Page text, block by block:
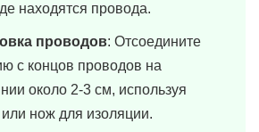
находятся провода.
проводов: Отсоедините
с концов проводов на
около 2-3 см, используя
или нож для изоляции.